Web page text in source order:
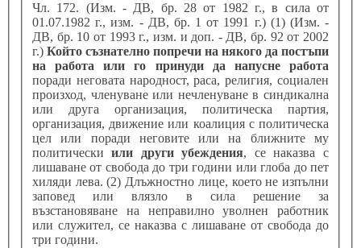
Чл. 172. (Изм. - ДВ, бр. 28 от 1982 г., в сила от
01.07.1982 г., изм. - ДВ, бр. 1 от 1991 г.) (1) (Изм. -
ДВ, бр. 10 от 1993 г., изм. и доп. - ДВ, бр. 92 от 2002
г.) Който съзнателно попречи на някого да постъпи
на работа или го принуди да напусне работа
поради неговата народност, раса, религия, социален
произход, членуване или нечленуване в синдикална
или друга организация, политическа партия,
организация, движение или коалиция с политическа
цел или поради неговите или на ближните му
политически или други убеждения, се наказва с
лишаване от свобода до три години или глоба до пет
хиляди лева. (2) Длъжностно лице, което не изпълни
заповед или влязло в сила решение за
възстановяване на неправилно уволнен работник
или служител, се наказва с лишаване от свобода до
три години.